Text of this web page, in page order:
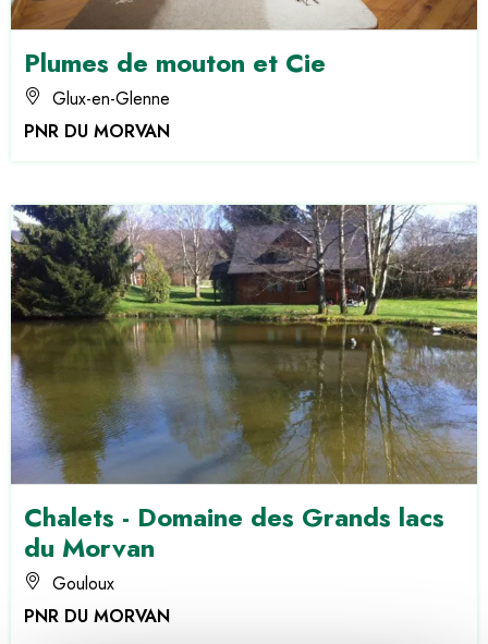
Plumes de mouton et Cie
Glux-en-Glenne
PNR DU MORVAN
Chalets - Domaine des Grands lacs
du Morvan
Gouloux
PNR DU MORVAN